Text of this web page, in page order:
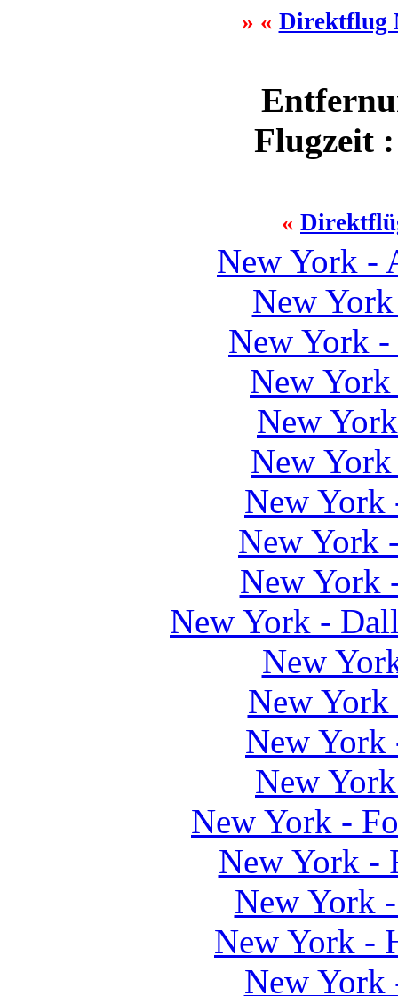
» « Direktflug
Flugzeit
«
New York -
New
New York
New
New
New
New York
New York
New York
New York -
New
New
New
New
New York -
New York -
New York
New York -
New